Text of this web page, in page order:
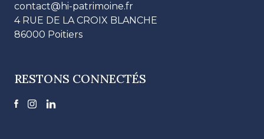
contact@hi-patrimoine.fr
4 RUE DE LA CROIX BLANCHE
86000 Poitiers
RESTONS CONNECTÉS